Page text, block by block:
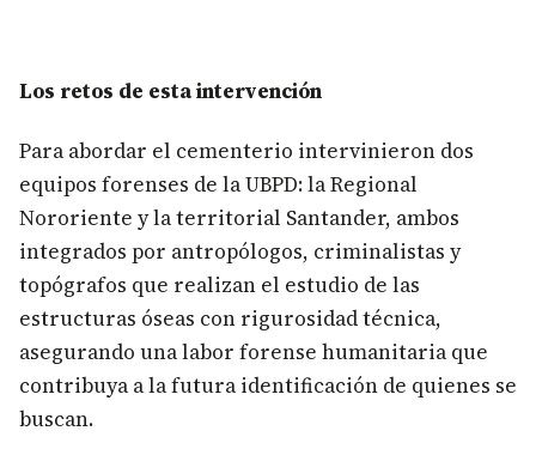
Los retos de esta intervención
Para abordar el cementerio intervinieron dos
equipos forenses de la UBPD: la Regional
Nororiente y la territorial Santander, ambos
integrados por antropólogos, criminalistas y
topógrafos que realizan el estudio de las
estructuras óseas con rigurosidad técnica,
asegurando una labor forense humanitaria que
contribuya a la futura identificación de quienes se
buscan.